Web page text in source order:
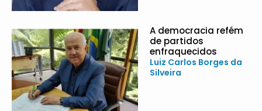
A democracia refém
de partidos
enfraquecidos
Luiz Carlos Borges da
Silveira